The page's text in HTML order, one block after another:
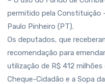
permitido pela Constituição
Paulo Pinheiro (PT).
Os deputados, que
recomendação para
utilização de R$ 412
Cheque-Cidadão e a Sopa